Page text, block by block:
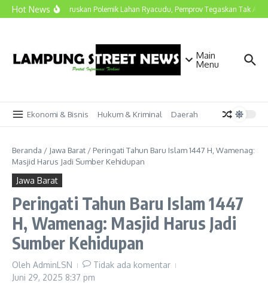
Lewati ke konten
Hot News
Marindo Luruskan Polemik Lahan Ryacudu, Pemprov Tegaskan Tak Ada
Main
Menu
Ekonomi & Bisnis Hukum & Kriminal Daerah
Beranda / Jawa Barat / Peringati Tahun Baru Islam 1447 H, Wamenag:
Masjid Harus Jadi Sumber Kehidupan
Jawa Barat
Peringati Tahun Baru Islam 1447
H, Wamenag: Masjid Harus Jadi
Sumber Kehidupan
Oleh AdminLSN
Tidak ada komentar
Juni 29, 2025 8:37 pm